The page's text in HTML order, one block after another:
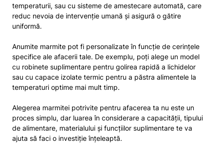
temperaturii, sau cu sisteme de amestecare automată, care
reduc nevoia de intervenție umană și asigură o gătire
uniformă.
Anumite marmite pot fi personalizate în funcție de cerințele
specifice ale afacerii tale. De exemplu, poți alege un model
cu robinete suplimentare pentru golirea rapidă a lichidelor
sau cu capace izolate termic pentru a păstra alimentele la
temperaturi optime mai mult timp.
Alegerea marmitei potrivite pentru afacerea ta nu este un
proces simplu, dar luarea în considerare a capacității, tipului
de alimentare, materialului și funcțiilor suplimentare te va
ajuta să faci o investiție înțeleaptă.